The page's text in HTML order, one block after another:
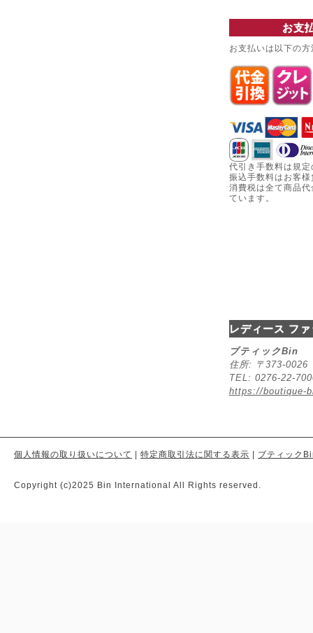
お支
お支払いは以下の
代引き手数料は規
振込手数料はお客
消費税は全て商品
ています。
レディース フ
ブティックBin
住所: 〒373-
TEL: 0276-22-
https://boutique-
個人情報の取り扱いについて 特定商取引法に関する表示 ブティック
Copyright (c)2025 Bin International All Rights reserved.